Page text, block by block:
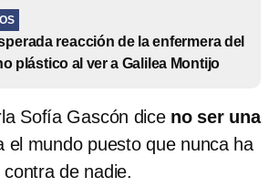
reacción de la enfermera del
plástico al ver a Galilea Montijo
Sofía Gascón dice no ser una
el mundo puesto que nunca ha
de nadie.